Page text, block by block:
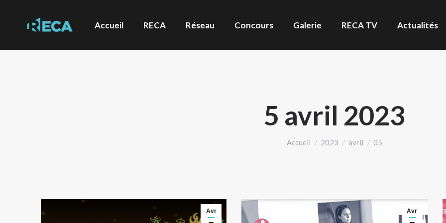
Accueil RECA Réseau Concours Galerie RECA TV Actualités
5 avril 2023
Vous êtes ici :
Accueil 2023 avril 05
Avr Avr